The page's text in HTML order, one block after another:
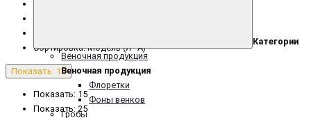
Категории
Веночная продукция
Веночная продукция
Флоретки
Фоны венков
Гробы
Сортировка: Модель (Я - А)
Показать: 15
Показать: 15
Показать: 25